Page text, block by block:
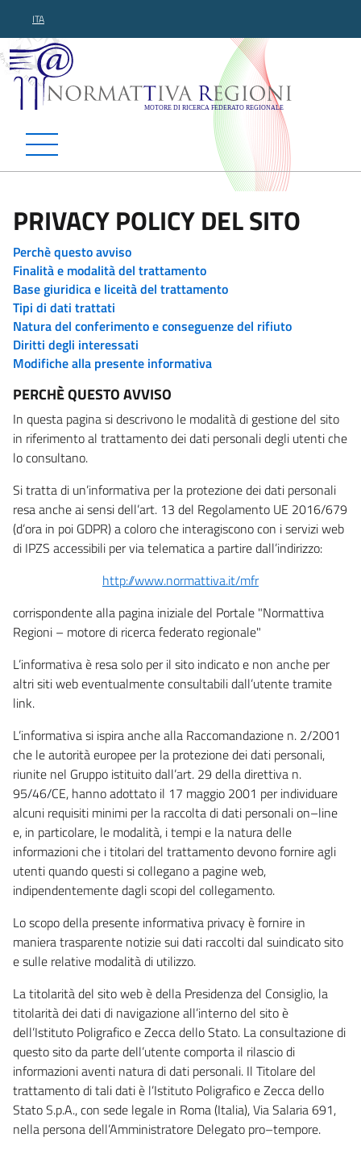
ITA
Normattiva Regioni -
PRIVACY POLICY DEL SITO
Perchè questo avviso
Finalità e modalità del trattamento
Base giuridica e liceità del trattamento
Tipi di dati trattati
Natura del conferimento e conseguenze del rifiuto
Diritti degli interessati
Modifiche alla presente informativa
PERCHÈ QUESTO AVVISO
In questa pagina si descrivono le modalità di gestione del sito
in riferimento al trattamento dei dati personali degli utenti che
lo consultano.
Si tratta di un’informativa per la protezione dei dati personali
resa anche ai sensi dell’art. 13 del Regolamento UE 2016/679
(d’ora in poi GDPR) a coloro che interagiscono con i servizi web
di IPZS accessibili per via telematica a partire dall’indirizzo:
http://www.normattiva.it/mfr
corrispondente alla pagina iniziale del Portale "Normattiva
Regioni – motore di ricerca federato regionale"
L’informativa è resa solo per il sito indicato e non anche per
altri siti web eventualmente consultabili dall’utente tramite
link.
L’informativa si ispira anche alla Raccomandazione n. 2/2001
che le autorità europee per la protezione dei dati personali,
riunite nel Gruppo istituito dall’art. 29 della direttiva n.
95/46/CE, hanno adottato il 17 maggio 2001 per individuare
alcuni requisiti minimi per la raccolta di dati personali on–line
e, in particolare, le modalità, i tempi e la natura delle
informazioni che i titolari del trattamento devono fornire agli
utenti quando questi si collegano a pagine web,
indipendentemente dagli scopi del collegamento.
Lo scopo della presente informativa privacy è fornire in
maniera trasparente notizie sui dati raccolti dal suindicato sito
e sulle relative modalità di utilizzo.
La titolarità del sito web è della Presidenza del Consiglio, la
titolarità dei dati di navigazione all’interno del sito è
dell’Istituto Poligrafico e Zecca dello Stato. La consultazione di
questo sito da parte dell’utente comporta il rilascio di
informazioni aventi natura di dati personali. Il Titolare del
trattamento di tali dati è l’Istituto Poligrafico e Zecca dello
Stato S.p.A., con sede legale in Roma (Italia), Via Salaria 691,
nella persona dell’Amministratore Delegato pro–tempore.